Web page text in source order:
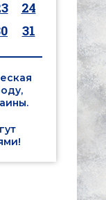
24
31